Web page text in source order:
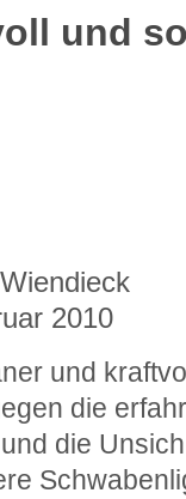
und
2010
und
die
die